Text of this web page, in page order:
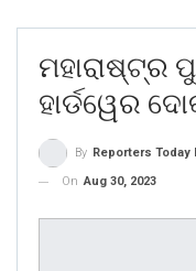
ମହାରାଷ୍ଟ୍ର
ହାର୍ଡୱେର
By Reporters Today
On Aug 30, 2023